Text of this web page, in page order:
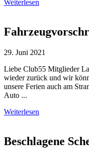
Weiterlesen
29. Juni 2021
Liebe Club55 Mitglieder
wieder zurück und wir
unsere Ferien auch am
Auto ...
Weiterlesen
Beschlagene